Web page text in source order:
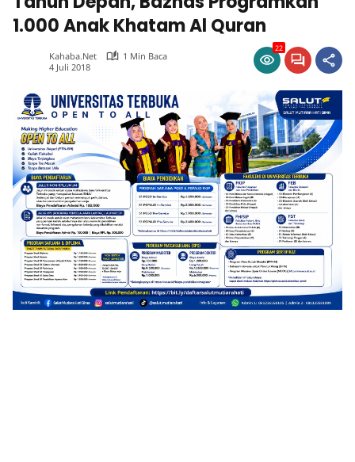
1.000 Anak Khatam Al Quran
Kahaba.net
1 Min Baca
4 Juli 2018
22